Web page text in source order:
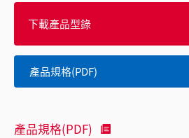
下載產品型錄
產品規格(PDF)
產品規格(PDF)